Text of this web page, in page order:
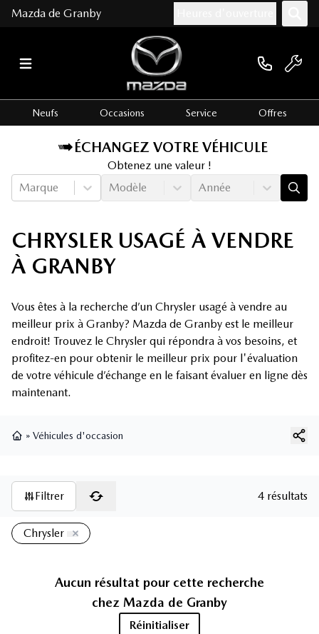
Mazda de Granby
Neufs Occasions Service Offres
ÉCHANGEZ VOTRE VÉHICULE
Obtenez une valeur !
Marque
Modèle Année
CHRYSLER USAGÉ À VENDRE
À GRANBY
Vous êtes à la recherche d’un Chrysler usagé à vendre au
meilleur prix à Granby? Mazda de Granby est le meilleur
endroit! Trouvez le Chrysler qui répondra à vos besoins, et
profitez-en pour obtenir le meilleur prix pour l'évaluation
de votre véhicule d’échange en le faisant évaluer en ligne dès
maintenant.
» Véhicules d'occasion
Filtrer 4 résultats
Chrysler
Aucun résultat pour cette recherche
chez Mazda de Granby
Réinitialiser